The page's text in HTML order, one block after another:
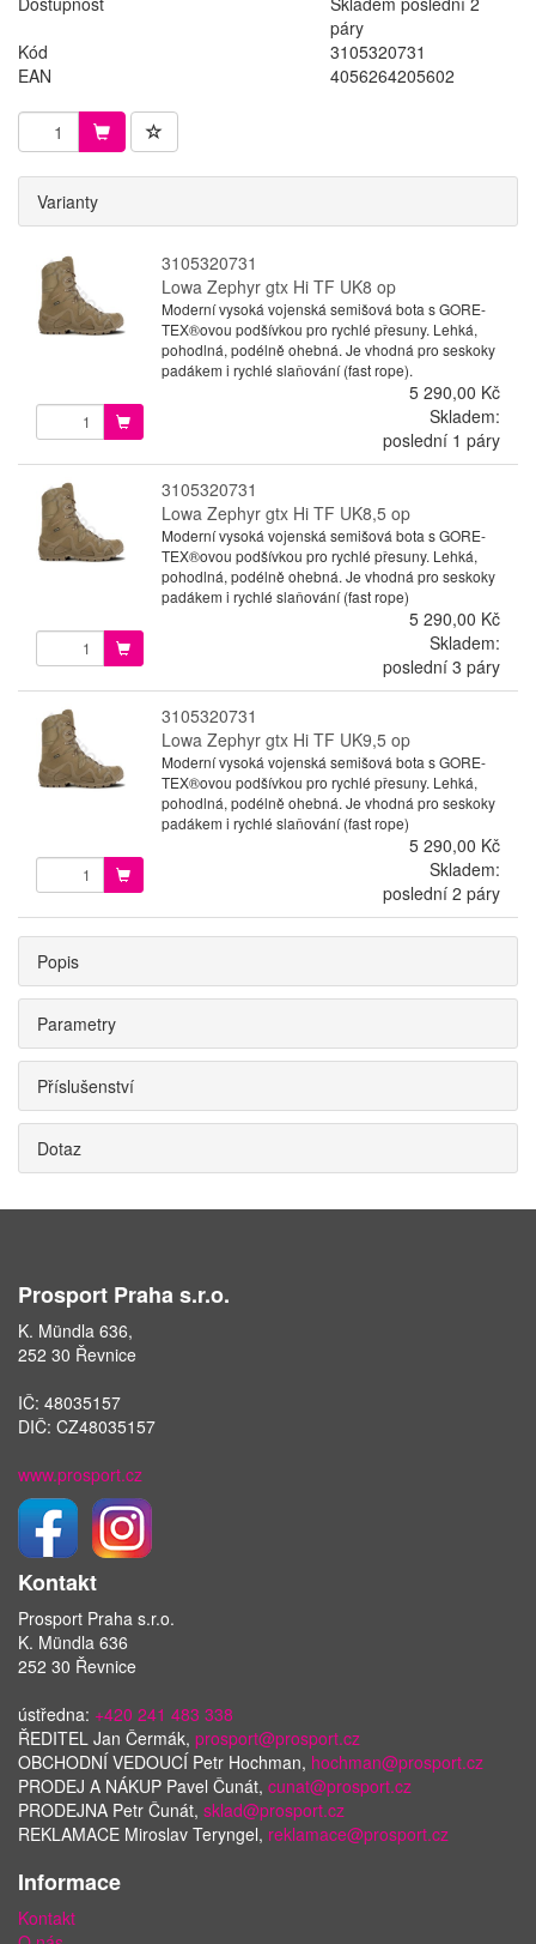
páry
Kód
3105320731
EAN
4056264205602
Varianty
3105320731
Lowa Zephyr gtx Hi TF UK8 op
Moderní vysoká vojenská semišová bota s GORE-
TEX®ovou podšívkou pro rychlé přesuny. Lehká,
pohodlná, podélně ohebná. Je vhodná pro seskoky
padákem i rychlé slaňování (fast rope).
5 290,00 Kč
Skladem:
poslední 1 páry
3105320731
Lowa Zephyr gtx Hi TF UK8,5 op
Moderní vysoká vojenská semišová bota s GORE-
TEX®ovou podšívkou pro rychlé přesuny. Lehká,
pohodlná, podélně ohebná. Je vhodná pro seskoky
padákem i rychlé slaňování (fast rope)
5 290,00 Kč
Skladem:
poslední 3 páry
3105320731
Lowa Zephyr gtx Hi TF UK9,5 op
Moderní vysoká vojenská semišová bota s GORE-
TEX®ovou podšívkou pro rychlé přesuny. Lehká,
pohodlná, podélně ohebná. Je vhodná pro seskoky
padákem i rychlé slaňování (fast rope)
5 290,00 Kč
Skladem:
poslední 2 páry
Popis
Parametry
Příslušenství
Dotaz
Prosport Praha s.r.o.
K. Mündla 636,
252 30 Řevnice
IČ: 48035157
DIČ: CZ48035157
www.prosport.cz
Kontakt
Prosport Praha s.r.o.
K. Mündla 636
252 30 Řevnice
ústředna: +420 241 483 338
ŘEDITEL Jan Čermák, prosport@prosport.cz
OBCHODNÍ VEDOUCÍ Petr Hochman, hochman@prosport.cz
PRODEJ A NÁKUP Pavel Čunát, cunat@prosport.cz
PRODEJNA Petr Čunát, sklad@prosport.cz
REKLAMACE Miroslav Teryngel, reklamace@prosport.cz
Informace
Kontakt